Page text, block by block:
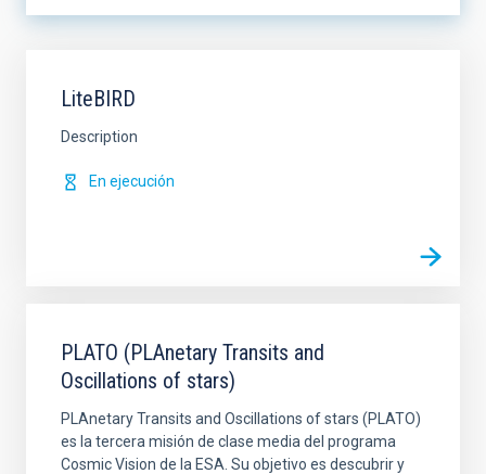
LiteBIRD
Description
En ejecución
PLATO (PLAnetary Transits and
Oscillations of stars)
PLAnetary Transits and Oscillations of stars (PLATO)
es la tercera misión de clase media del programa
Cosmic Vision de la ESA. Su objetivo es descubrir y